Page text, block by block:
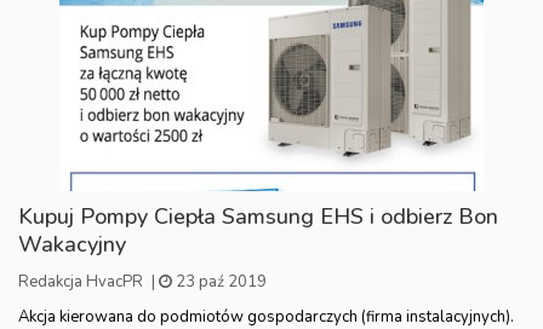
Kupuj Pompy Ciepła Samsung EHS i odbierz Bon
Wakacyjny
Redakcja HvacPR |
23 paź 2019
Akcja kierowana do podmiotów gospodarczych (firma instalacyjnych).